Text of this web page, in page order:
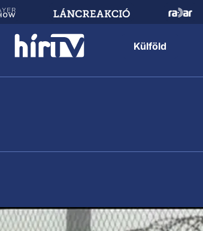
Külföld